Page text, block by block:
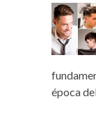
época